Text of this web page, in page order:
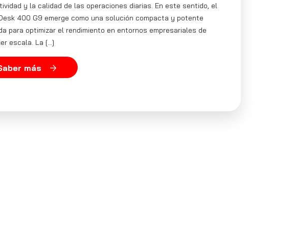
y la calidad de las operaciones diarias. En este sentido, el
400 G9 emerge como una solución compacta y potente
para optimizar el rendimiento en entornos empresariales de
escala. La […]
más